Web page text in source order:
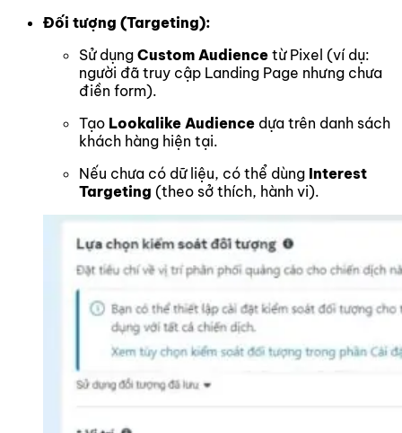
Đối tượng (Targeting):
Sử dụng Custom Audience từ Pixel (ví dụ:
người đã truy cập Landing Page nhưng chưa
điền form).
Tạo Lookalike Audience dựa trên danh sách
khách hàng hiện tại.
Nếu chưa có dữ liệu, có thể dùng Interest
Targeting (theo sở thích, hành vi).